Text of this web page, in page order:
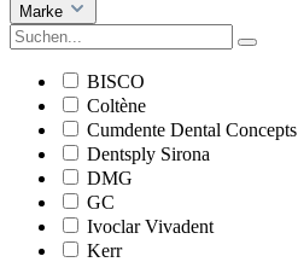
Marke
BISCO
Coltène
Cumdente Dental Concepts
Dentsply Sirona
DMG
GC
Ivoclar Vivadent
Kerr